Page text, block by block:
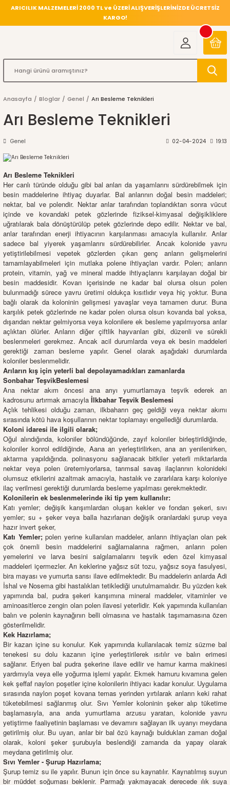
ARICILIK MALZEMELERİ 2000 TL ve ÜZERİ ALIŞVERİŞLERİNİZDE ÜCRETSİZ
KARGO!
Anasayfa Bloglar Genel Arı Besleme Teknikleri
Arı Besleme Teknikleri
Genel 02-04-2024 19:13
Arı Besleme Teknikleri
Her canlı türünde olduğu gibi bal arıları da yaşamlarını sürdürebilmek için
besin maddelerine ihtiyaç duyarlar. Bal arılarının doğal besin maddeleri;
nektar, bal ve polendir. Nektar arılar tarafından toplandıktan sonra vücut
içinde ve kovandaki petek gözlerinde fiziksel-kimyasal değişikliklere
uğratılarak bala dönüştürülüp petek gözlerinde depo edilir. Nektar ve bal,
arılar tarafından enerji ihtiyacının karşılanması amacıyla kullanılır. Arılar
sadece bal yiyerek yaşamlarını sürdürebilirler. Ancak kolonide yavru
yetiştirilebilmesi vepetek gözlerden çıkan genç arıların gelişmelerini
tamamlayabilmeleri için mutlaka polene ihtiyaçları vardır. Polen; arıların
protein, vitamin, yağ ve mineral madde ihtiyaçlarını karşılayan doğal bir
besin maddesidir. Kovan içerisinde ne kadar bal olursa olsun polen
bulunmadığı sürece yavru üretimi oldukça kısıtlıdır veya hiç yoktur. Buna
bağlı olarak da koloninin gelişmesi yavaşlar veya tamamen durur. Buna
karşılık petek gözlerinde ne kadar polen olursa olsun kovanda bal yoksa,
dışarıdan nektar gelmiyorsa veya kolonilere ek besleme yapılmıyorsa arılar
açlıktan ölürler. Arıların diğer çiftlik hayvanları gibi, düzenli ve sürekli
beslenmeleri gerekmez. Ancak acil durumlarda veya ek besin maddeleri
gerektiği zaman besleme yapılır. Genel olarak aşağıdaki durumlarda
koloniler beslenmelidir.
Arıların kış için yeterli bal depolayamadıkları zamanlarda
Sonbahar TeşvikBeslemesi
Ana nektar akım öncesi ana arıyı yumurtlamaya teşvik ederek arı
kadrosunu artırmak amacıyla İlkbahar Teşvik Beslemesi
Açlık tehlikesi olduğu zaman, ilkbaharın geç geldiği veya nektar akımı
sırasında kötü hava koşullarının nektar toplamayı engellediği durumlarda.
Koloni idaresi ile ilgili olarak;
Oğul alındığında, koloniler bölündüğünde, zayıf koloniler birleştirildiğinde,
koloniler konrol edildiğinde, Aana arı yerleştirilirken, ana arı yenilenirken,
aktarma yapıldığında. polinasyonu sağlanacak bitkiler yeterli miktarlarda
nektar veya polen üretemiyorlarsa, tarımsal savaş ilaçlarının kolonideki
olumsuz etkilerini azaltmak amacıyla, hastalık ve zararlılara karşı koloniye
ilaç verilmesi gerektiği durumlarda besleme yapılması gerekmektedir.
Kolonilerin ek beslenmelerinde iki tip yem kullanılır:
Katı yemler; değişik karışımlardan oluşan kekler ve fondan şekeri, sıvı
yemler; su + şeker veya balla hazırlanan değişik oranlardaki şurup veya
hazır invert şeker,
Katı Yemler;polen yerine kullanılan maddeler, arıların ihtiyaçları olan pek
çok önemli besin maddelerini sağlamalarına rağmen, arıların polen
yemelerini ve larva besini salgılamalarını teşvik eden özel kimyasal
maddeleri içermezler. Arı keklerine yağsız süt tozu, yağsız soya fasulyesi,
bira mayası ve yumurta sarısı ilave edilmektedir. Bu maddelerin arılarda Adi
İshal ve Nosema gibi hastalıkları tetiklediği unutulmamalıdır. Bu yüzden kek
yapımında bal, pudra şekeri karışımına mineral maddeler, vitaminler ve
aminoasitlerce zengin olan polen ilavesi yeterlidir. Kek yapımında kullanılan
balın ve polenin kaynağının belli olmasına ve hastalık taşımamasına özen
gösterilmelidir.
Kek Hazırlama;
Bir kazan içine su konulur. Kek yapımında kullanılacak temiz süzme bal
tenekesi su dolu kazanın içine yerleştirilerek ısıtılır ve balın erimesi
sağlanır. Eriyen bal pudra şekerine ilave edilir ve hamur karma makinesi
yardımıyla veya elle yoğurma işlemi yapılır. Ekmek hamuru kıvamına gelen
kek şeffaf naylon poşetler içine kolonilerin ihtiyacı kadar konulur. Uygulama
sırasında naylon poşet kovana temas yerinden yırtılarak arıların keki rahat
tüketebilmesi sağlanmış olur. Sıvı Yemler koloninin şeker alıp tüketime
başlamasıyla, ana arıda yumurtlama arzusu yaratan, kolonide yavru
yetiştirme faaliyetinin başlaması ve devamını sağlayan ilk uyarıyı meydana
getirilmiş olur. Bu uyarı, arılar bir bal özü kaynağı buldukları zaman doğal
olarak, koloni şeker şurubuyla beslendiği zamanda da yapay olarak
meydana getirilmiş olur.
Sıvı Yemler - Şurup Hazırlama;
Şurup temiz su ile yapılır. Bunun için önce su kaynatılır. Kaynatılmış suyun
bir müddet soğuması beklenir. Parmağı yakmayacak derecede ılık suya